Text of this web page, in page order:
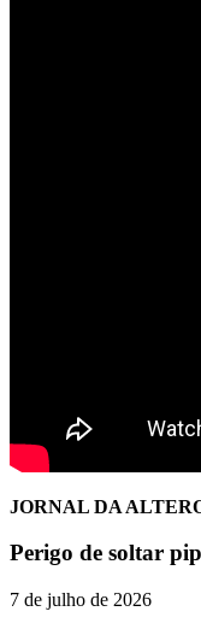
JORNAL DA
Perigo de soltar
7 de julho de 2026